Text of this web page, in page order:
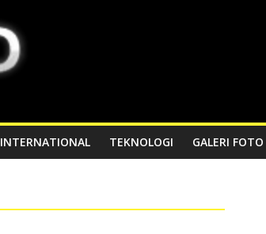
INTERNATIONAL TEKNOLOGI GALERI FOTO